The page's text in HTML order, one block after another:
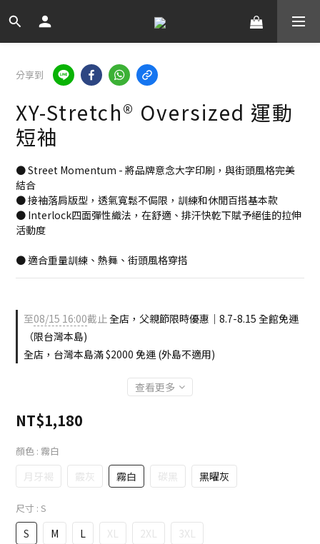
分享到
XY-Stretch® Oversized 運動
短袖
● Street Momentum - 將品牌意念大字印刷，與街頭風格完美
結合
● 接袖落肩版型，透氣寬鬆不侷限，訓練和休閒百搭基本款
● Interlock四面彈性織法，在舒適、排汗快乾下賦予絕佳的拉伸
活動度
● 適合重量訓練、熱舞、街頭風格穿搭
至08/15 16:00截止全店，父親節限時優惠｜8.7-8.15 全館免運
（限台灣本島)
全店，台灣本島滿 $2000 免運 (外島不適用)
查看更多
NT$1,180
顏色 : 霧白
月牙褐 霰灰 霧白 碳黑 黑曜灰
尺寸 : S
S M L XL 2XL 3XL